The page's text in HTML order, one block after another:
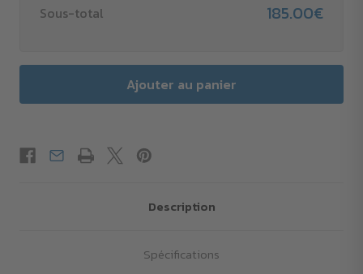
noire)
Sous-total 185.00€
Description
Spécifications